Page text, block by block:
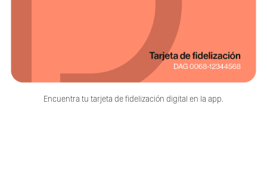
Encuentra tu tarjeta de fidelización digital en la app.